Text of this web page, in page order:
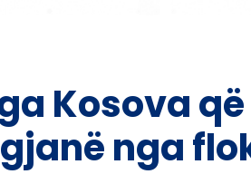
Kosova
nga